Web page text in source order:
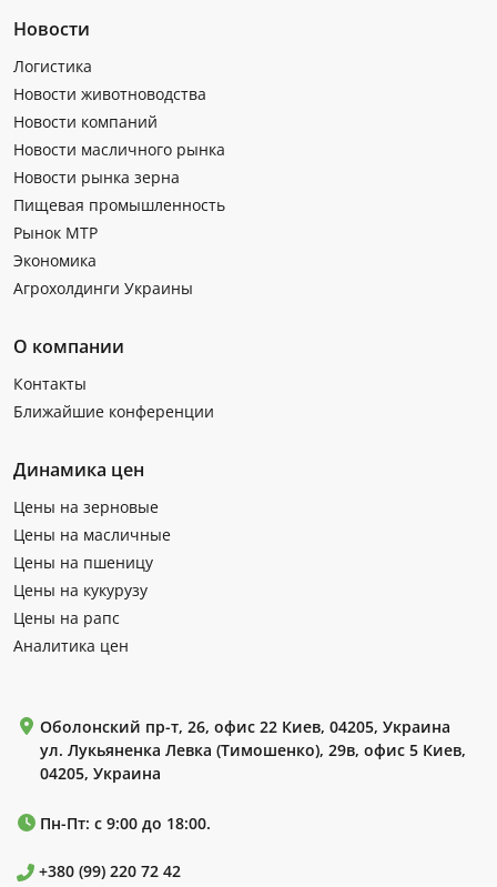
Новости
Логистика
Новости животноводства
Новости компаний
Новости масличного рынка
Новости рынка зерна
Пищевая промышленность
Рынок МТР
Экономика
Агрохолдинги Украины
О компании
Контакты
Ближайшие конференции
Динамика цен
Цены на зерновые
Цены на масличные
Цены на пшеницу
Цены на кукурузу
Цены на рапс
Аналитика цен
Оболонский пр-т, 26, офис 22 Киев, 04205, Украина
ул. Лукьяненка Левка (Тимошенко), 29в, офис 5 Киев,
04205, Украина
Пн-Пт: с 9:00 до 18:00.
+380 (99) 220 72 42